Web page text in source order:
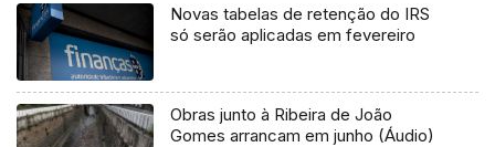
Novas tabelas de retenção do IRS
só serão aplicadas em fevereiro
Obras junto à Ribeira de João
Gomes arrancam em junho (Áudio)